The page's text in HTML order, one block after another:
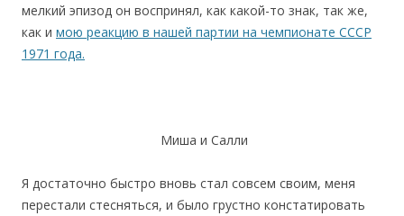
мелкий эпизод он воспринял, как какой-то знак, так же,
как и мою реакцию в нашей партии на чемпионате СССР
1971 года.
Миша и Салли
Я достаточно быстро вновь стал совсем своим, меня
перестали стесняться, и было грустно констатировать